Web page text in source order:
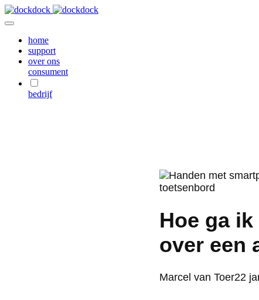
home
support
over ons
consument
bedrijf
Hoe ga
over een
Posted
Marcel van Toer22